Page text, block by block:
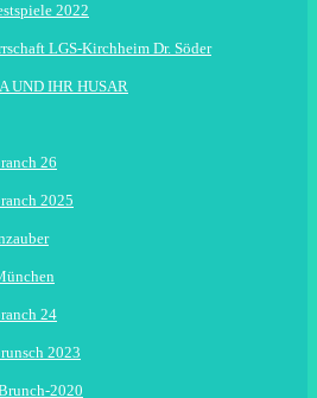
2022
LGS-Kirchheim Dr. Söder
UND IHR HUSAR
26
2025
24
2023
2020